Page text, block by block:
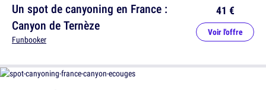
Un spot de canyoning en France :
Canyon de Ternèze
Funbooker
41 €
Voir l'offre